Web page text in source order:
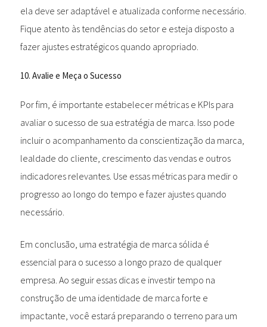
ela deve ser adaptável e atualizada conforme necessário.
Fique atento às tendências do setor e esteja disposto a
fazer ajustes estratégicos quando apropriado.
10. Avalie e Meça o Sucesso
Por fim, é importante estabelecer métricas e KPIs para
avaliar o sucesso de sua estratégia de marca. Isso pode
incluir o acompanhamento da conscientização da marca,
lealdade do cliente, crescimento das vendas e outros
indicadores relevantes. Use essas métricas para medir o
progresso ao longo do tempo e fazer ajustes quando
necessário.
Em conclusão, uma estratégia de marca sólida é
essencial para o sucesso a longo prazo de qualquer
empresa. Ao seguir essas dicas e investir tempo na
construção de uma identidade de marca forte e
impactante, você estará preparando o terreno para um